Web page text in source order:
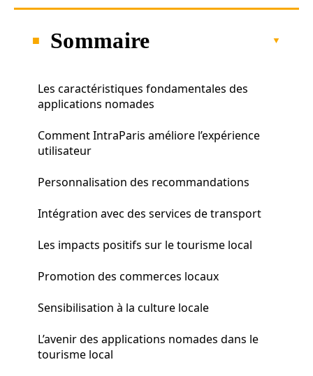
Sommaire
Les caractéristiques fondamentales des
applications nomades
Comment IntraParis améliore l’expérience
utilisateur
Personnalisation des recommandations
Intégration avec des services de transport
Les impacts positifs sur le tourisme local
Promotion des commerces locaux
Sensibilisation à la culture locale
L’avenir des applications nomades dans le
tourisme local